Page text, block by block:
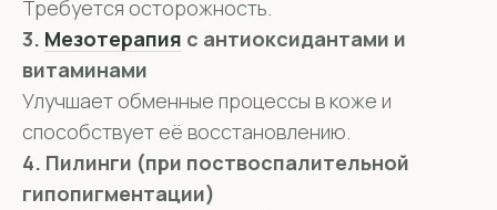
Требуется осторожность.
3. Мезотерапия с антиоксидантами и
витаминами
Улучшает обменные процессы в коже и
способствует её восстановлению.
4. Пилинги (при поствоспалительной
гипопигментации)